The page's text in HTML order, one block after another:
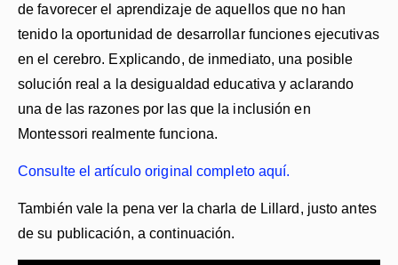
de favorecer el aprendizaje de aquellos que no han
tenido la oportunidad de desarrollar funciones ejecutivas
en el cerebro. Explicando, de inmediato, una posible
solución real a la desigualdad educativa y aclarando
una de las razones por las que la inclusión en
Montessori realmente funciona.
Consulte el artículo original completo aquí.
También vale la pena ver la charla de Lillard, justo antes
de su publicación, a continuación.